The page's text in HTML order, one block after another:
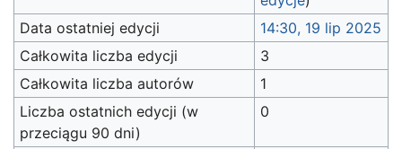
Data ostatniej edycji
14:30, 19 lip 2025
Całkowita liczba edycji
3
Całkowita liczba autorów
1
Liczba ostatnich edycji (w
przeciągu 90 dni)
0